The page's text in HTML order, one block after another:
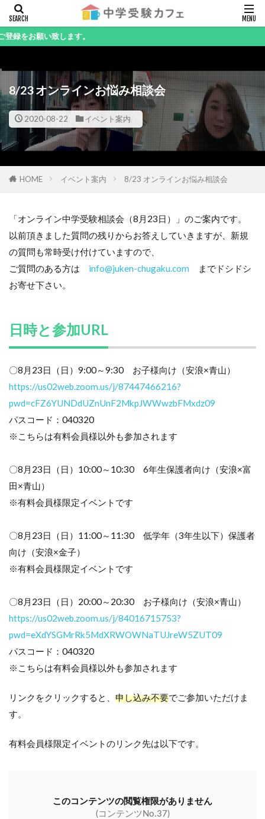
致します。
8/23 オンラインお悩み相談会
2020-08-22 イベント案内
HOME イベント案内 8/23 オンラインお悩み相談会
「オンライン中学受験相談会（8月23日）」のご案内です。
以前頂きました質問の残りからお答えしていきますが、新規
の質問も常時受け付けていますので、
ご質問のある方は info@juken-chugaku.com までドシドシ
お寄せ下さい。
日時と参加URL
〇8月23日（日）9:00～9:30 お子様向け（安浪×青山）
https://us02web.zoom.us/j/87447466216?
pwd=cFZ6YUNDdUZnUnF2MkpJWWwzbFMxdz09
パスコード：040320
※こちらは有料会員様以外も参加されます
〇8月23日（日）10:00～10:30 6年生保護者向け（安浪×富
田×青山）
※有料会員様限定イベントです
〇8月23日（日）11:00～11:30 低学年（3年生以下）保護者
向け（安浪×金子）
※有料会員様限定イベントです
〇8月23日（日）20:00～20:30 お子様向け（安浪×青山）
https://us02web.zoom.us/j/84016715753?
pwd=eXdYSGMrRk5MdXRWOWNaTUJreW5ZUT09
パスコード：040320
※こちらは有料会員様以外も参加されます
リンクをクリックすると、 申し込み不要でご参加いただけま
す。
有料会員様限定イベントのリンク先は以下です。
キーワード
カテゴリー